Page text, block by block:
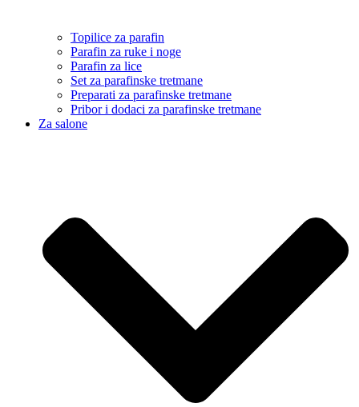
Topilice za parafin
Parafin za ruke i noge
Parafin za lice
Set za parafinske tretmane
Preparati za parafinske tretmane
Pribor i dodaci za parafinske tretmane
Za salone